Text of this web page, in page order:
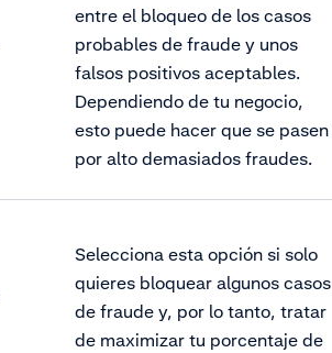
entre el bloqueo de los casos
probables de fraude y unos
falsos positivos aceptables.
Dependiendo de tu negocio,
esto puede hacer que se pasen
por alto demasiados fraudes.
Selecciona esta opción si solo
quieres bloquear algunos casos
de fraude y, por lo tanto, tratar
de maximizar tu porcentaje de